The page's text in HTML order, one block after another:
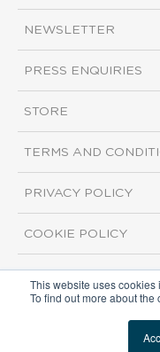
This website uses
To find out more about
NEWSLETTER
PRESS ENQUIRIES
STORE
TERMS AND
PRIVACY POLICY
COOKIE POLICY
Copyright ©2026 ISI